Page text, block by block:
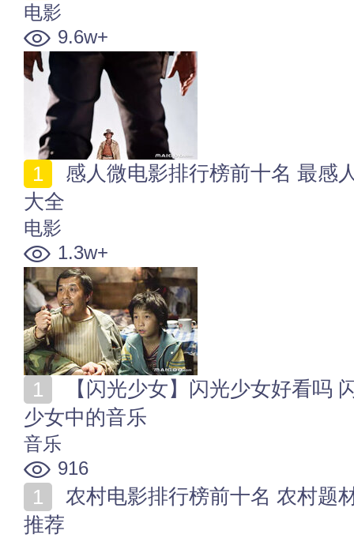
电影
9.6w+
大全
电影
1.3w+
少女中的音乐
音乐
916
推荐